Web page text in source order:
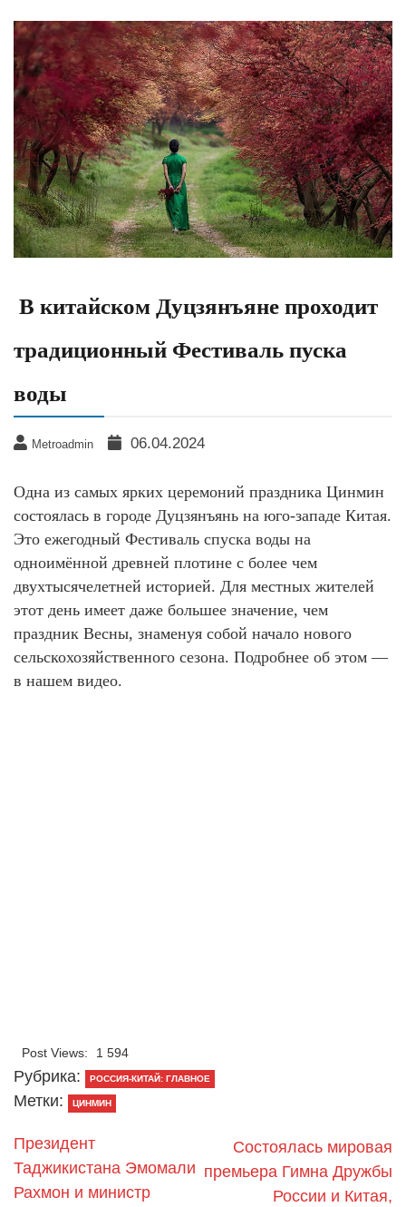
В китайском Дуцзянъяне проходит
традиционный Фестиваль пуска
воды
Metroadmin 06.04.2024
Одна из самых ярких церемоний праздника Цинмин
состоялась в городе Дуцзянъянь на юго-западе Китая.
Это ежегодный Фестиваль спуска воды на
одноимённой древней плотине с более чем
двухтысячелетней историей. Для местных жителей
этот день имеет даже большее значение, чем
праздник Весны, знаменуя собой начало нового
сельскохозяйственного сезона. Подробнее об этом —
в нашем видео.
Post Views: 1 594
Рубрика: РОССИЯ-КИТАЙ: ГЛАВНОЕ
Метки: ЦИНМИН
Президент
Таджикистана Эмомали
Рахмон и министр
Состоялась мировая
премьера Гимна Дружбы
России и Китая,